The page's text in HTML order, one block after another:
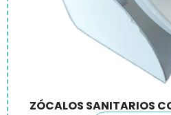
ZÓCALOS SANITARIOS